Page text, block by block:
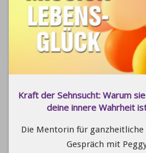
Kraft der Sehnsucht: Warum
deine innere Wahrheit
Die Mentorin für ganzheitliche
Gespräch mit